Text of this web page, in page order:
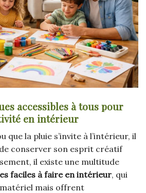
accessibles à tous pour
en intérieur
que la pluie s’invite à l’intérieur, il
conserver son esprit créatif
il existe une multitude
faciles à faire en intérieur, qui
mais offrent